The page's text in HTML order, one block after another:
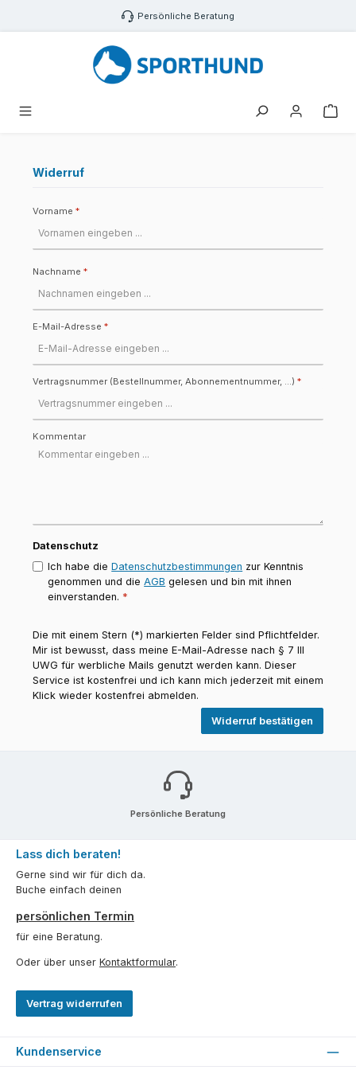
Zum Hauptinhalt springen Persönliche Beratung
Widerruf
Vorname *
Nachname *
E-Mail-Adresse *
Vertragsnummer (Bestellnummer, Abonnementnummer, ...) *
Kommentar
Datenschutz
Ich habe dieDatenschutzbestimmungen zur Kenntnis
genommen und dieAGB gelesen und bin mit ihnen
einverstanden. *
Die mit einem Stern (*) markierten Felder sind Pflichtfelder.
Mir ist bewusst, dass meine E-Mail-Adresse nach § 7 III
UWG für werbliche Mails genutzt werden kann. Dieser
Service ist kostenfrei und ich kann mich jederzeit mit einem
Klick wieder kostenfrei abmelden.
Widerruf bestätigen
Persönliche Beratung
Lass dich beraten!
Gerne sind wir für dich da.
Buche einfach deinen
persönlichen Termin
für eine Beratung.
Oder über unser Kontaktformular.
Vertrag widerrufen
Kundenservice